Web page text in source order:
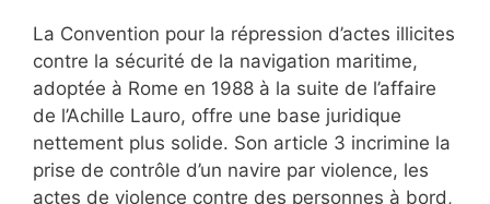
La Convention pour la répression d’actes illicites
contre la sécurité de la navigation maritime,
adoptée à Rome en 1988 à la suite de l’affaire
de l’Achille Lauro, offre une base juridique
nettement plus solide. Son article 3 incrimine la
prise de contrôle d’un navire par violence, les
actes de violence contre des personnes à bord,